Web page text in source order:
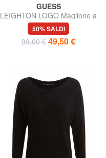
GUESS
LEIGHTON LOGO Maglione a
girocollo
50% SALDI
99,00 € 49,50 €